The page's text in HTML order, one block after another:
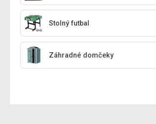
Stolný futbal
Záhradné domčeky